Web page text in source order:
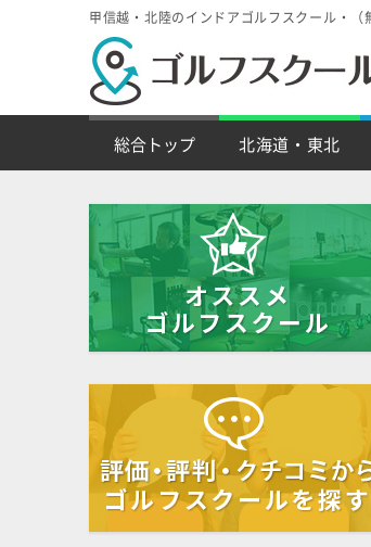
甲信越・北陸のインドアゴルフスクール・
総合トップ 北海道・東北